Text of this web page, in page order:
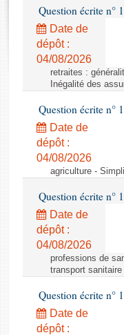
Rapports législatifs
Rapports sur
Baromètre de
Dossiers législatifs
Budget et sécurité
Questions écrites et
Comptes rendus des
Question écrite n°
Date de
dépôt :
04/08/2026
retraites :
Inégalité des
Question écrite n°
Date de
dépôt :
04/08/2026
agriculture -
Question écrite n°
Date de
dépôt :
04/08/2026
professions de
transport
Question écrite n°
Date de
dépôt :